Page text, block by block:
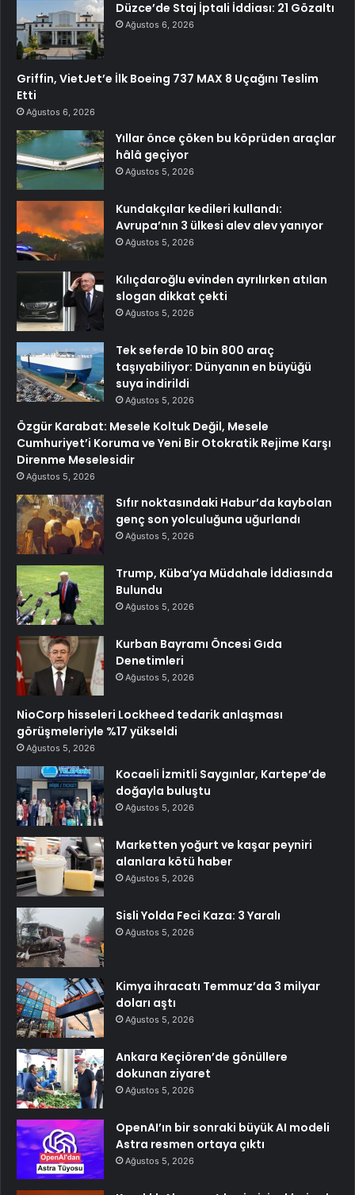
Düzce’de Staj İptali İddiası: 21 Gözaltı
Ağustos 6, 2026
Griffin, VietJet’e İlk Boeing 737 MAX 8 Uçağını Teslim
Etti
Ağustos 6, 2026
Yıllar önce çöken bu köprüden araçlar
hâlâ geçiyor
Ağustos 5, 2026
Kundakçılar kedileri kullandı:
Avrupa’nın 3 ülkesi alev alev yanıyor
Ağustos 5, 2026
Kılıçdaroğlu evinden ayrılırken atılan
slogan dikkat çekti
Ağustos 5, 2026
Tek seferde 10 bin 800 araç
taşıyabiliyor: Dünyanın en büyüğü
suya indirildi
Ağustos 5, 2026
Özgür Karabat: Mesele Koltuk Değil, Mesele
Cumhuriyet’i Koruma ve Yeni Bir Otokratik Rejime Karşı
Direnme Meselesidir
Ağustos 5, 2026
Sıfır noktasındaki Habur’da kaybolan
genç son yolculuğuna uğurlandı
Ağustos 5, 2026
Trump, Küba’ya Müdahale İddiasında
Bulundu
Ağustos 5, 2026
Kurban Bayramı Öncesi Gıda
Denetimleri
Ağustos 5, 2026
NioCorp hisseleri Lockheed tedarik anlaşması
görüşmeleriyle %17 yükseldi
Ağustos 5, 2026
Kocaeli İzmitli Saygınlar, Kartepe’de
doğayla buluştu
Ağustos 5, 2026
Marketten yoğurt ve kaşar peyniri
alanlara kötü haber
Ağustos 5, 2026
Sisli Yolda Feci Kaza: 3 Yaralı
Ağustos 5, 2026
Kimya ihracatı Temmuz’da 3 milyar
doları aştı
Ağustos 5, 2026
Ankara Keçiören’de gönüllere
dokunan ziyaret
Ağustos 5, 2026
OpenAI’ın bir sonraki büyük AI modeli
Astra resmen ortaya çıktı
Ağustos 5, 2026